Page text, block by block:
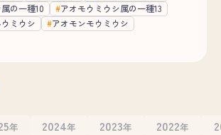
の一種10
アオモウミウシ属の一種13
ミウシ
アオモンモウミウシ
年 2024年 2023年 2022年